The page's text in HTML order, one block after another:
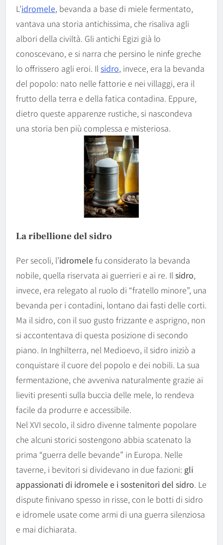
L’idromele, bevanda a base di miele fermentato,
vantava una storia antichissima, che risaliva agli
albori della civiltà. Gli antichi Egizi già lo
conoscevano, e si narra che persino le ninfe greche
lo offrissero agli eroi. Il sidro, invece, era la bevanda
del popolo: nato nelle fattorie e nei villaggi, era il
frutto della terra e della fatica contadina. Eppure,
dietro queste apparenze rustiche, si nascondeva
una storia ben più complessa e misteriosa.
La ribellione del sidro
Per secoli, l’idromelefu considerato la bevanda
nobile, quella riservata ai guerrieri e ai re. Il sidro,
invece, era relegato al ruolo di “fratello minore”, una
bevanda per i contadini, lontano dai fasti delle corti.
Ma il sidro, con il suo gusto frizzante e asprigno, non
si accontentava di questa posizione di secondo
piano. In Inghilterra, nel Medioevo, il sidro iniziò a
conquistare il cuore del popolo e dei nobili. La sua
fermentazione, che avveniva naturalmente grazie ai
lieviti presenti sulla buccia delle mele, lo rendeva
facile da produrre e accessibile.
Nel XVI secolo, il sidro divenne talmente popolare
che alcuni storici sostengono abbia scatenato la
prima “guerra delle bevande” in Europa. Nelle
taverne, i bevitori si dividevano in due fazioni: gli
appassionati di idromele e i sostenitori del sidro. Le
dispute finivano spesso in risse, con le botti di sidro
e idromele usate come armi di una guerra silenziosa
e mai dichiarata.